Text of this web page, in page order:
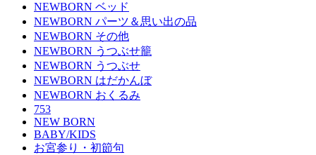
NEWBORN ベッド
NEWBORN パーツ＆思い出の品
NEWBORN その他
NEWBORN うつぶせ籠
NEWBORN うつぶせ
NEWBORN はだかんぼ
NEWBORN おくるみ
753
NEW BORN
BABY/KIDS
お宮参り・初節句